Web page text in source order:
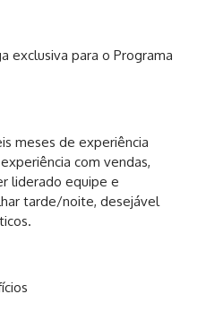
exclusiva para o Programa
meses de experiência
com vendas,
liderado equipe e
tarde/noite, desejável